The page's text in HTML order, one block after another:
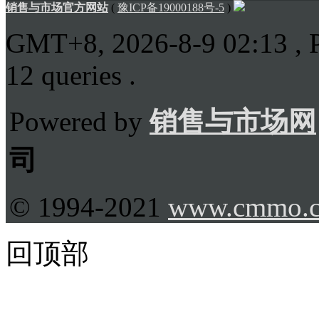
销售与市场官方网站( 豫ICP备19000188号-5 )
GMT+8, 2026-8-9 02:13 ,
12 queries .
Powered by销售与市场网
司
© 1994-2021
回顶部